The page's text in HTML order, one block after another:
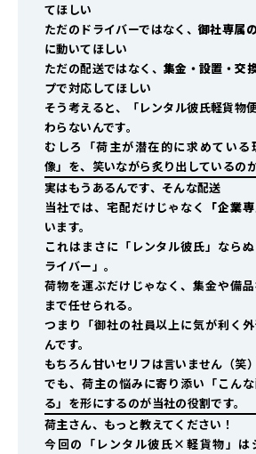
てほしい
ただのドライバーではなく、御社専属
に動いてほしい
ただの配送ではなく、 集金・設置・交
プで対応してほしい
そう考えると、「レンタル彼氏軽貨物
わらないんです。
むしろ「荷主が潜在的に求めている
像」を、笑いながら炙り出しているの
実はもうあるんです、そんな配送
当社では、宅配だけじゃなく
「企業
います。
これはまさに「レンタル彼氏」なら
ライバー」。
荷物を運ぶだけじゃなく、集金や備
まで任せられる。
つまり「御社の社員以上に気が利く
んです。
もちろん甘いセリフは言いません（笑）
でも、荷主の悩みに寄り添い「こん
る」を形にするのが当社の役割です。
荷主さん、もっと教えてください！
今回の「レンタル彼氏×軽貨物」は